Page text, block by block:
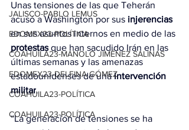
JALISCO-PABLO LEMUS
EDOMEX23-POLÍTICA
COAHUILA23-MANOLO JIMÉNEZ SALINAS
EDOMEX23-DELFINA GÓMEZ
COAHUILA23-POLÍTICA
COAHUILA23-POLÍTICA
Unas tensiones de las que Teherán
acusó a Washington por sus injerencias
en sus asuntos internos en medio de las
protestas que han sacudido Irán en las
últimas semanas y las amenazas
estadounidenses de una intervención
militar.
“La generación de tensiones se ha